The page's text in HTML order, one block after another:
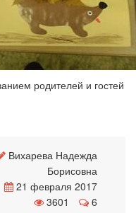
родителей и гостей
Вихарева Надежда
Борисовна
21 февраля 2017
3601
6